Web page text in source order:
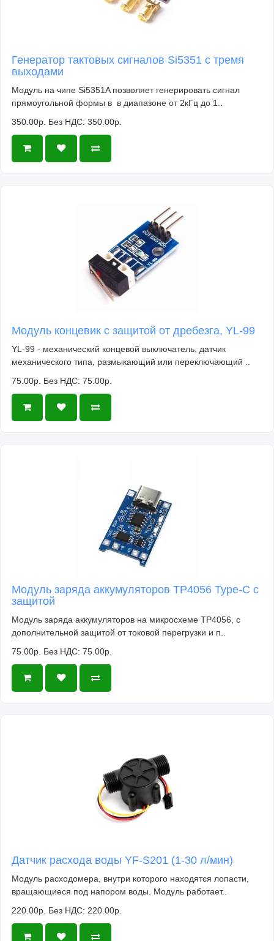
Генератор тактовых сигналов Si5351 с тремя
выходами
Модуль на чипе Si5351A позволяет генерировать сигнал
прямоугольной формы в в диапазоне от 2кГц до 1..
350.00р. Без НДС: 350.00р.
Модуль концевик с защитой от дребезга, YL-99
YL-99 - механический концевой выключатель, датчик
механического типа, размыкающий или переключающий ..
75.00р. Без НДС: 75.00р.
Модуль заряда аккумуляторов TP4056 Type-C с
защитой
Модуль заряда аккумуляторов на микросхеме TP4056, с
дополнительной защитой от токовой перегрузки и п..
75.00р. Без НДС: 75.00р.
Датчик расхода воды YF-S201 (1-30 л/мин)
Модуль расходомера, внутри которого находятся лопасти,
вращающиеся под напором воды. Модуль работает..
220.00р. Без НДС: 220.00р.